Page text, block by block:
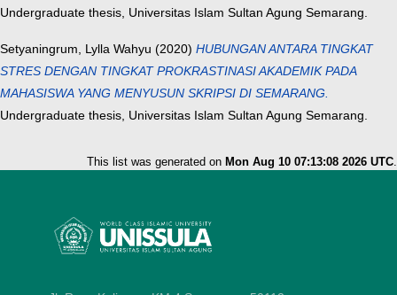
Undergraduate thesis, Universitas Islam Sultan Agung Semarang.
Setyaningrum, Lylla Wahyu (2020) HUBUNGAN ANTARA TINGKAT
STRES DENGAN TINGKAT PROKRASTINASI AKADEMIK PADA
MAHASISWA YANG MENYUSUN SKRIPSI DI SEMARANG.
Undergraduate thesis, Universitas Islam Sultan Agung Semarang.
This list was generated on Mon Aug 10 07:13:08 2026 UTC.